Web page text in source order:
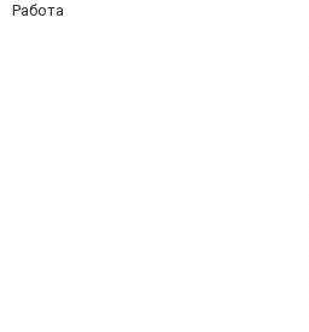
Работа